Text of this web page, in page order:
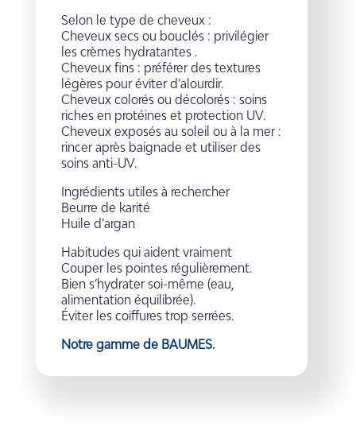
Selon le type de cheveux :
Cheveux secs ou bouclés : privilégier
les crèmes hydratantes .
Cheveux fins : préférer des textures
légères pour éviter d’alourdir.
Cheveux colorés ou décolorés : soins
riches en protéines et protection UV.
Cheveux exposés au soleil ou à la mer :
rincer après baignade et utiliser des
soins anti-UV.
Ingrédients utiles à rechercher
Beurre de karité
Huile d’argan
Habitudes qui aident vraiment
Couper les pointes régulièrement.
Bien s’hydrater soi-même (eau,
alimentation équilibrée).
Éviter les coiffures trop serrées.
Notre gamme de BAUMES.